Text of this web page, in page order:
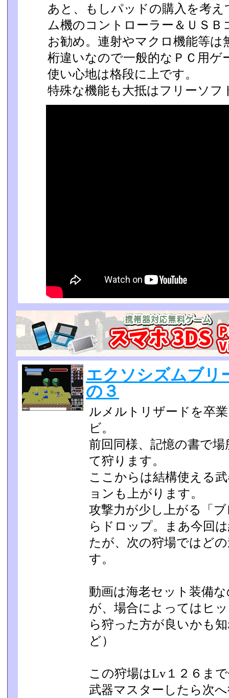
あと、もしパッドの購入を考
ム機のコントローラー＆ＵＳ
お勧め。連射やマクロ機能等は
桁違いなので一般­的なＰＣ用ゲ
使い心地は格段に上です。
特殊な機能も大抵はフリーソフ
エクソシズムブ
の３
ルメルトリザードを卒
ビ。
前回同様、記憶の書で
て狩ります。
ここからは結構使える
ョンも上がります。
攻撃力が少し上がる「
らドロップ。まあ今回
たが、次の狩場ではど
す。
動画は海老セット装備
が、場合によってはヒ
ら狩った方が良いかも
ど）
この狩場はLv１２６ま
武器マスターしたら次